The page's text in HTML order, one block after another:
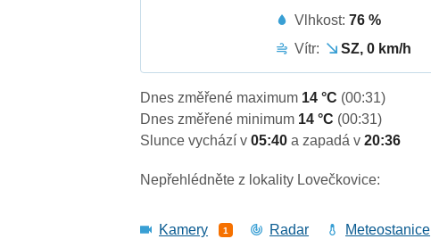
Vlhkost:76 %
Vítr:
SZ, 0 km/h
Dnes změřené maximum 14 °C (00:31)
Dnes změřené minimum 14 °C (00:31)
Slunce vychází v05:40a zapadá v20:36
Nepřehlédněte z lokality Lovečkovice:
Kamery 1 Radar Meteostanice